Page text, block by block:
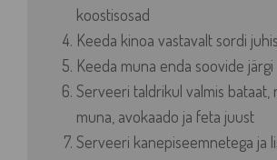
koostisosad
Keeda kinoa vastavalt sordi
Keeda muna enda soovide järgi
Serveeri taldrikul valmis bataat,
muna, avokaado ja feta juust
Serveeri kanepiseemnetega ja